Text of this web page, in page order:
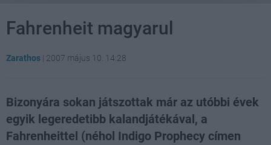
Fahrenheit magyarul
Zarathos | 2007 május 10. 14:28
Bizonyára sokan játszottak már az utóbbi évek
egyik legeredetibb kalandjátékával, a
Fahrenheittel (néhol Indigo Prophecy címen